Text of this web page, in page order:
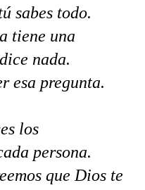
sabes todo.
tiene una
nada.
esa pregunta.
los
persona.
que Dios te